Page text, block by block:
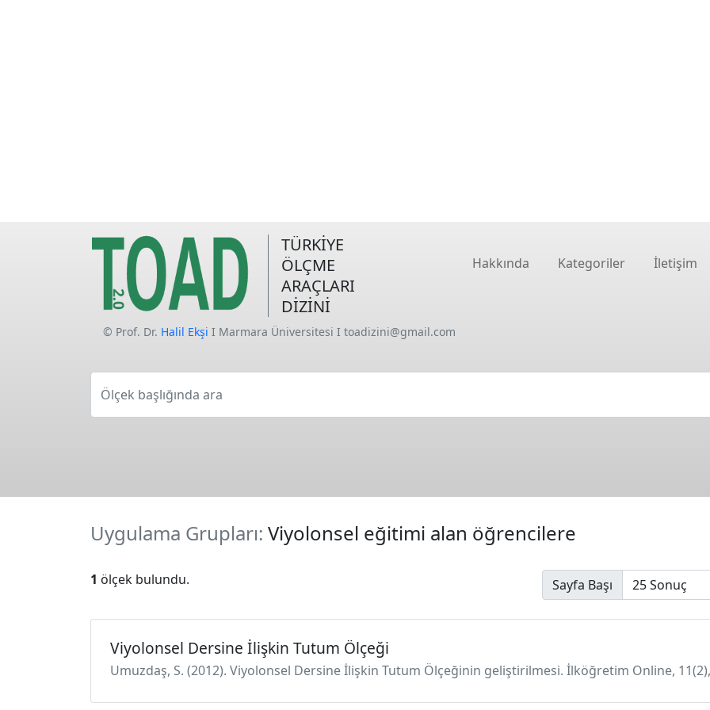
TÜRKİYE
ÖLÇME
ARAÇLARI
DİZİNİ
Hakkında Kategoriler İletişim
© Prof. Dr. Halil Ekşi I Marmara Üniversitesi I toadizini@gmail.com
Ölçek başlığında ara
Uygulama Grupları: Viyolonsel eğitimi alan öğrencilere
1 ölçek bulundu. Sayfa Başı
Viyolonsel Dersine İlişkin Tutum Ölçeği
Umuzdaş, S. (2012). Viyolonsel Dersine İlişkin Tutum Ölçeğinin geliştirilmesi. İlköğretim Online,